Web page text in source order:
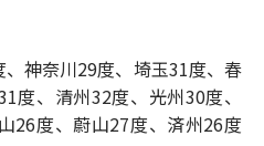
神奈川29度、埼玉31度、春
度、清州32度、光州30度、
26度、蔚山27度、済州26度